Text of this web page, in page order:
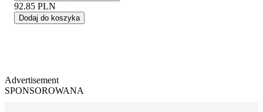
92.85 PLN
Dodaj do koszyka
Advertisement
SPONSOROWANA